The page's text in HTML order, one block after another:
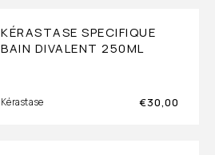
KÉRASTASE SPECIFIQUE
BAIN DIVALENT 250ML
Kérastase €30,00